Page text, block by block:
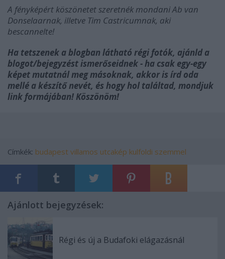
A fényképért köszönetet szeretnék mondani Ab van
Donselaarnak, illetve Tim Castricumnak, aki
bescannelte!
Ha tetszenek a blogban látható régi fotók, ajánld a
blogot/bejegyzést ismerőseidnek - ha csak egy-egy
képet mutatnál meg másoknak, akkor is írd oda
mellé a készítő nevét, és hogy hol találtad, mondjuk
link formájában! Köszönöm!
Címkék: budapest villamos utcakép kulfoldi szemmel
Ajánlott bejegyzések:
Régi és új a Budafoki elágazásnál